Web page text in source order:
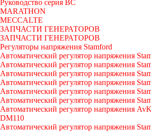
Руководство серия BC
MARATHON
MECCALTE
ЗАПЧАСТИ ГЕНЕРАТОРОВ
ЗАПЧАСТИ ГЕНЕРАТОРОВ
Регуляторы напряжения Stamford
Автоматический регулятор напряжения
Автоматический регулятор напряжения
Автоматический регулятор напряжения
Автоматический регулятор напряжения
Автоматический регулятор напряжения
Автоматический регулятор напряжения
Автоматический регулятор напряжения
DM110
Автоматический регулятор напряжения